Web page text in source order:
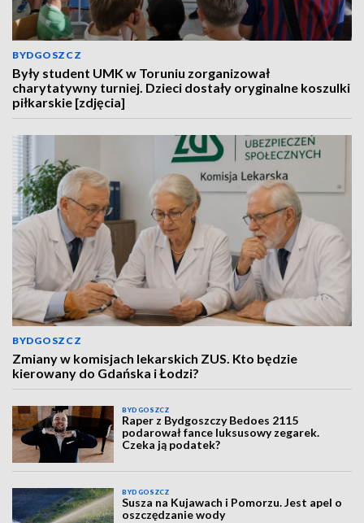
BYDGOSZCZ
Były student UMK w Toruniu zorganizował
charytatywny turniej. Dzieci dostały oryginalne koszulki
piłkarskie [zdjęcia]
BYDGOSZCZ
Zmiany w komisjach lekarskich ZUS. Kto będzie
kierowany do Gdańska i Łodzi?
BYDGOSZCZ
Raper z Bydgoszczy Bedoes 2115
podarował fance luksusowy zegarek.
Czeka ją podatek?
BYDGOSZCZ
Susza na Kujawach i Pomorzu. Jest apel o
oszczędzanie wody